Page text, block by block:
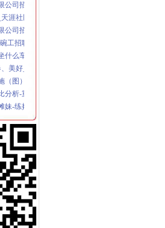
涯社区
司招聘_新招聘信息】-前程无忧官方
工招聘启事的相关文章推荐_出国留学网
么车？_【图吧,怎么走？】
美好_新浪博客
图）---
分析-重庆乐居
-练摊,街头练摊,白领练摊族-959品
店-重庆爱问分类
乐部-重庆爱问分类
分析-重庆乐居
费,都来说一下_重庆_论坛_天涯社区
之前去过杨家坪店,感觉这家完全没
】_行业资讯_一呼百应资讯频道
。。重庆机场是不是有大巴到市区？_
么车？_【图吧,怎么走？】
招聘信息_电话_地址-58企业名录